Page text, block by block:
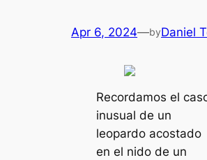
Apr 6, 2024—byDaniel
Recordamos el
inusual de un
leopardo acostado
en el nido de un